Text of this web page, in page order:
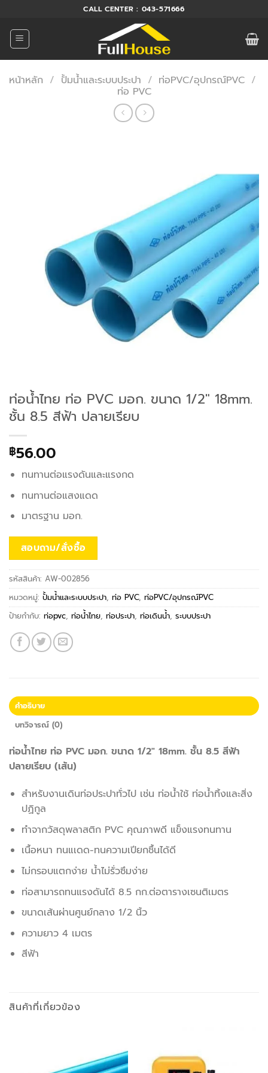
ยัง
เนื้อหา
CALL CENTER : 043-571666
หน้าหลัก / ปั้มน้ำและระบบประปา / ท่อPVC/อุปกรณ์PVC /
ท่อ PVC
ท่อน้ำไทย ท่อ PVC มอก. ขนาด 1/2″ 18mm.
ชั้น 8.5 สีฟ้า ปลายเรียบ
฿56.00
ทนทานต่อแรงดันและแรงกด
ทนทานต่อแสงแดด
มาตรฐาน มอก.
สอบถาม/สั่งซื้อ
รหัสสินค้า: AW-002856
หมวดหมู่: ปั้มน้ำและระบบประปา, ท่อ PVC, ท่อPVC/อุปกรณ์PVC
ป้ายกำกับ: ท่อpvc, ท่อน้ำไทย, ท่อประปา, ท่อเดินน้ำ, ระบบประปา
คำอธิบาย
บทวิจารณ์ (0)
ท่อน้ำไทย ท่อ PVC มอก. ขนาด 1/2″ 18mm. ชั้น 8.5 สีฟ้า
ปลายเรียบ (เส้น)
สำหรับงานเดินท่อประปาทั่วไป เช่น ท่อน้ำใช้ ท่อน้ำทิ้งและสิ่ง
ปฏิกูล
ทำจากวัสดุพลาสติก PVC คุณภาพดี แข็งแรงทนทาน
เนื้อหนา ทนแเดด-ทนความเปียกชื้นได้ดี
ไม่กรอบแตกง่าย น้ำไม่รั่วซึมง่าย
ท่อสามารถทนแรงดันได้ 8.5 กก.ต่อตารางเซนติเมตร
ขนาดเส้นผ่านศูนย์กลาง 1/2 นิ้ว
ความยาว 4 เมตร
สีฟ้า
สินค้าที่เกี่ยวข้อง